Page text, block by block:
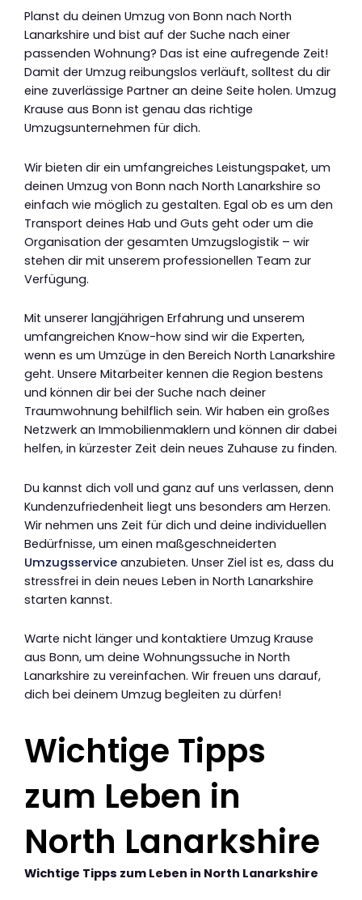
Planst du deinen Umzug von Bonn nach North
Lanarkshire und bist auf der Suche nach einer
passenden Wohnung? Das ist eine aufregende Zeit!
Damit der Umzug reibungslos verläuft, solltest du dir
eine zuverlässige Partner an deine Seite holen. Umzug
Krause aus Bonn ist genau das richtige
Umzugsunternehmen für dich.
Wir bieten dir ein umfangreiches Leistungspaket, um
deinen Umzug von Bonn nach North Lanarkshire so
einfach wie möglich zu gestalten. Egal ob es um den
Transport deines Hab und Guts geht oder um die
Organisation der gesamten Umzugslogistik – wir
stehen dir mit unserem professionellen Team zur
Verfügung.
Mit unserer langjährigen Erfahrung und unserem
umfangreichen Know-how sind wir die Experten,
wenn es um Umzüge in den Bereich North Lanarkshire
geht. Unsere Mitarbeiter kennen die Region bestens
und können dir bei der Suche nach deiner
Traumwohnung behilflich sein. Wir haben ein großes
Netzwerk an Immobilienmaklern und können dir dabei
helfen, in kürzester Zeit dein neues Zuhause zu finden.
Du kannst dich voll und ganz auf uns verlassen, denn
Kundenzufriedenheit liegt uns besonders am Herzen.
Wir nehmen uns Zeit für dich und deine individuellen
Bedürfnisse, um einen maßgeschneiderten
Umzugsservice anzubieten. Unser Ziel ist es, dass du
stressfrei in dein neues Leben in North Lanarkshire
starten kannst.
Warte nicht länger und kontaktiere Umzug Krause
aus Bonn, um deine Wohnungssuche in North
Lanarkshire zu vereinfachen. Wir freuen uns darauf,
dich bei deinem Umzug begleiten zu dürfen!
Wichtige Tipps
zum Leben in
North Lanarkshire
Wichtige Tipps zum Leben in North Lanarkshire